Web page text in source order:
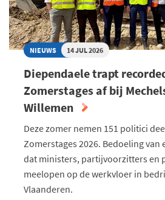
VÉÉL
GROTER
DAN
TIJDENS
NIEUWS 14 JUL 2026
Diependaele trapt
Zomerstages af bij
Willemen
Deze zomer nemen 151 politici
Zomerstages 2026. Bedoeling van
dat ministers, partijvoorzitters en
meelopen op de werkvloer in
Vlaanderen.